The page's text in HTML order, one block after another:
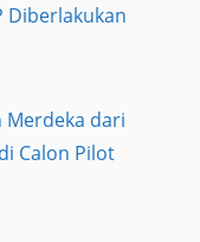
Diberlakukan
Merdeka dari
Calon Pilot